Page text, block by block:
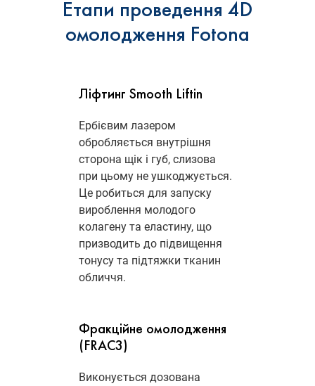
Етапи проведення 4D
омолодження Fotona
Ліфтинг Smooth Liftin
Ербієвим лазером
обробляється внутрішня
сторона щік і губ, слизова
при цьому не ушкоджується.
Це робиться для запуску
вироблення молодого
колагену та еластину, що
призводить до підвищення
тонусу та підтяжки тканин
обличчя.
Фракційне омолодження
(FRAC3)
Виконується дозована